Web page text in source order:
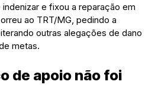
e fixou a reparação em
ao TRT/MG, pedindo a
outras alegações de dano
metas.
de apoio não foi